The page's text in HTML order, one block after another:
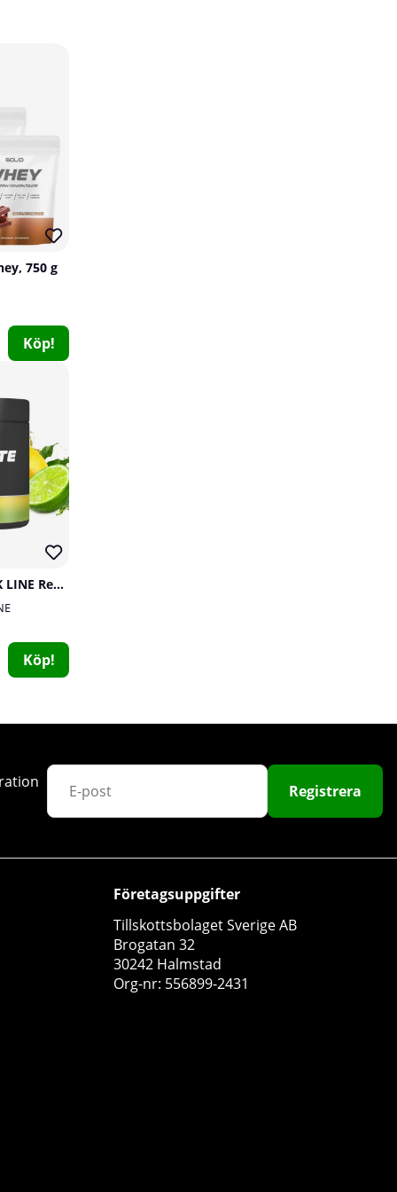
GASP 27oz Shaker, black
GASP
0
750 g
Köp!
SOLID Nutrition BLACK LINE Rehydrate, 270 g
Köp!
Registrera
Företagsuppgifter
Tillskottsbolaget Sverige AB
Brogatan 32
30242 Halmstad
Org-nr: 556899-2431